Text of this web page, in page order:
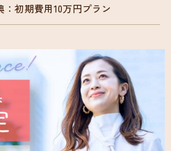
初期費用10万円プラン